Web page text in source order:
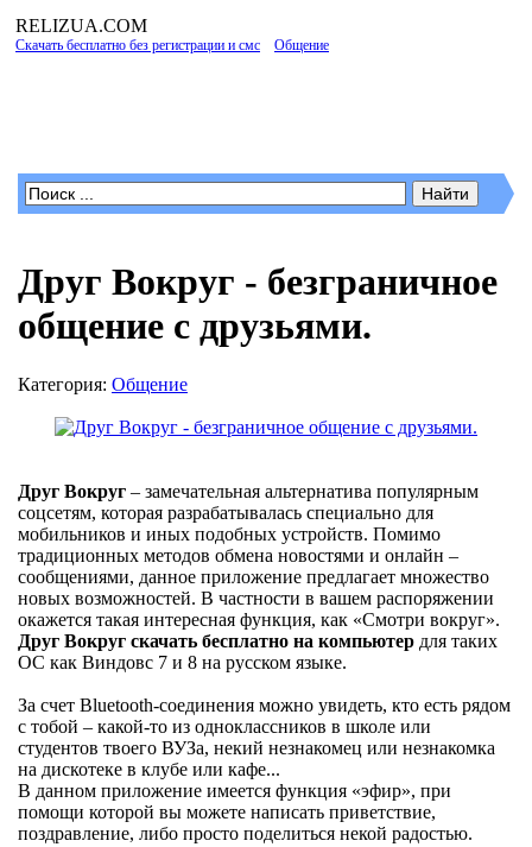
RELIZUA.COM
Скачать бесплатно без регистрации и смс Общение
Друг Вокруг - безграничное
общение с друзьями.
Категория: Общение
Друг Вокруг – замечательная альтернатива популярным
соцсетям, которая разрабатывалась специально для
мобильников и иных подобных устройств. Помимо
традиционных методов обмена новостями и онлайн –
сообщениями, данное приложение предлагает множество
новых возможностей. В частности в вашем распоряжении
окажется такая интересная функция, как «Смотри вокруг».
Друг Вокруг скачать бесплатно на компьютер для таких
ОС как Виндовс 7 и 8 на русском языке.
За счет Bluetooth-соединения можно увидеть, кто есть рядом
с тобой – какой-то из одноклассников в школе или
студентов твоего ВУЗа, некий незнакомец или незнакомка
на дискотеке в клубе или кафе...
В данном приложение имеется функция «эфир», при
помощи которой вы можете написать приветствие,
поздравление, либо просто поделиться некой радостью.